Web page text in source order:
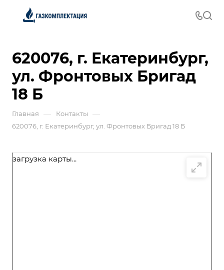
620076, г. Екатеринбург,
ул. Фронтовых Бригад
18 Б
Главная — Контакты —
620076, г. Екатеринбург, ул. Фронтовых Бригад 18 Б
загрузка карты...